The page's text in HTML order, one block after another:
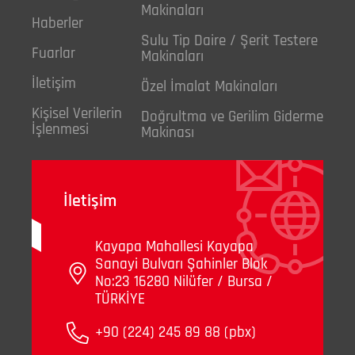
Haberler
Fuarlar
İletişim
Kişisel Verilerin
İşlenmesi
Makinaları
Sulu Tip Daire / Şerit Testere
Makinaları
Özel İmalat Makinaları
Doğrultma ve Gerilim Giderme
Makinası
İletişim
Kayapa Mahallesi Kayapa
Sanayi Bulvarı Şahinler Blok
No:23 16280 Nilüfer / Bursa /
TÜRKİYE
+90 (224) 245 89 88 (pbx)